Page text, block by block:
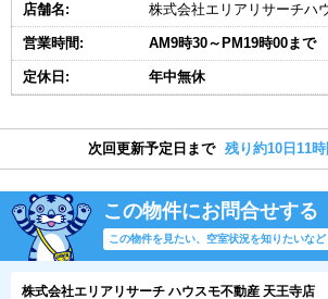
店舗名: 株式会社エリアリサーチハ
営業時間: AM9時30～PM19時00まで
定休日: 年中無休
次回更新予定日まで 残り約10日11
この物件にお問合せする
この物件を見たい、空室状況を知りたいなど
株式会社エリアリサーチ ハウスモ不動産 天王寺店